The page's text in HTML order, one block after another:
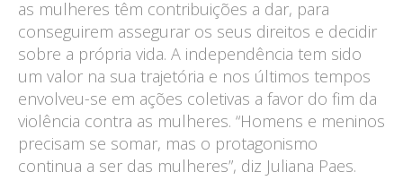
as mulheres têm contribuições a dar, para
conseguirem assegurar os seus direitos e decidir
sobre a própria vida. A independência tem sido
um valor na sua trajetória e nos últimos tempos
envolveu-se em ações coletivas a favor do fim da
violência contra as mulheres. “Homens e meninos
precisam se somar, mas o protagonismo
continua a ser das mulheres”, diz Juliana Paes.